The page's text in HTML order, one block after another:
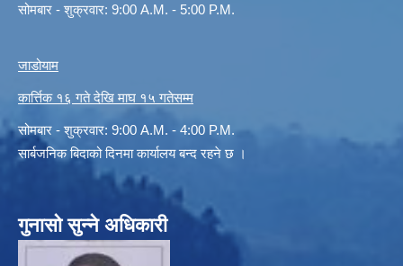
सोमबार - शुक्रवार: 9:00 A.M. - 5:00 P.M.
जाडोयाम
कार्त्तिक १६ गते देखि माघ १५ गतेसम्म
सोमबार - शुक्रवार: 9:00 A.M. - 4:00 P.M.
सार्बजनिक बिदाको दिनमा कार्यालय बन्द रहने छ ।
गुनासो सुन्ने अधिकारी